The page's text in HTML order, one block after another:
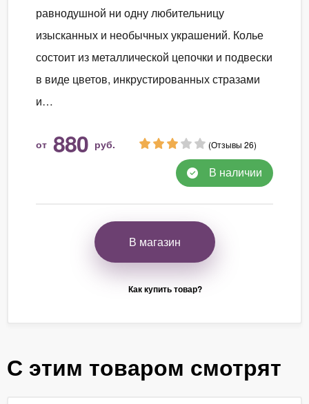
равнодушной ни одну любительницу
изысканных и необычных украшений. Колье
состоит из металлической цепочки и подвески
в виде цветов, инкрустированных стразами
и…
от 880 руб. (Отзывы 26)
В наличии
В магазин
Как купить товар?
С этим товаром смотрят